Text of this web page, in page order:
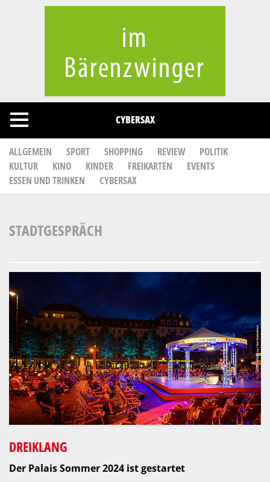
CYBERSAX
ALLGEMEIN SPORT SHOPPING REVIEW
POLITIK
KULTUR
KINO KINDER FREIKARTEN
EVENTS
ESSEN UND TRINKEN
CYBERSAX
STADTGESPRÄCH
DREIKLANG
Der Palais Sommer 2024 ist gestartet
Cookies management panel